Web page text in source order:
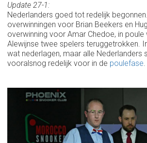
Update 27-1:
Nederlanders goed tot redelijk
overwinningen voor Brian Beekers en
overwinning voor Amar Chedoe, in poule
Alewijnse twee spelers teruggetrokken.
wat nederlagen, maar alle Nederlanders
vooralsnog redelijk voor in de poulefase.